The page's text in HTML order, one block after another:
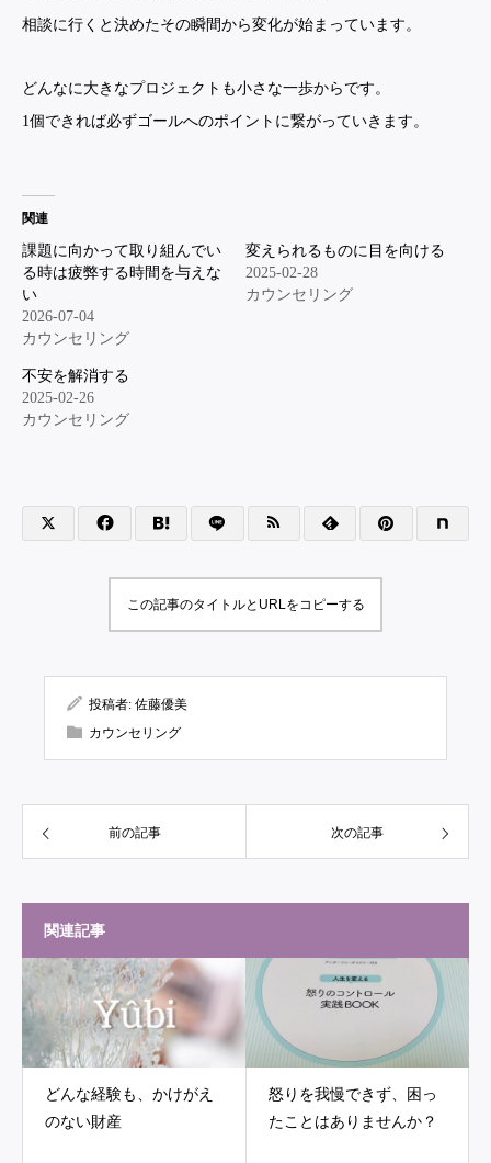
相談に行くと決めたその瞬間から変化が始まっています。
どんなに大きなプロジェクトも小さな一歩からです。
1個できれば必ずゴールへのポイントに繋がっていきます。
関連
課題に向かって取り組んでい
る時は疲弊する時間を与えな
い
2026-07-04
カウンセリング
変えられるものに目を向ける
2025-02-28
カウンセリング
不安を解消する
2025-02-26
カウンセリング
この記事のタイトルとURLをコピーする
投稿者: 佐藤優美
カウンセリング
前の記事 次の記事
関連記事
どんな経験も、かけがえ
のない財産
怒りを我慢できず、困っ
たことはありませんか？